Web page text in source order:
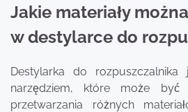
Jakie materiały
w destylarce do
Destylarka do rozpuszczalnika
narzędziem, które może być
przetwarzania różnych